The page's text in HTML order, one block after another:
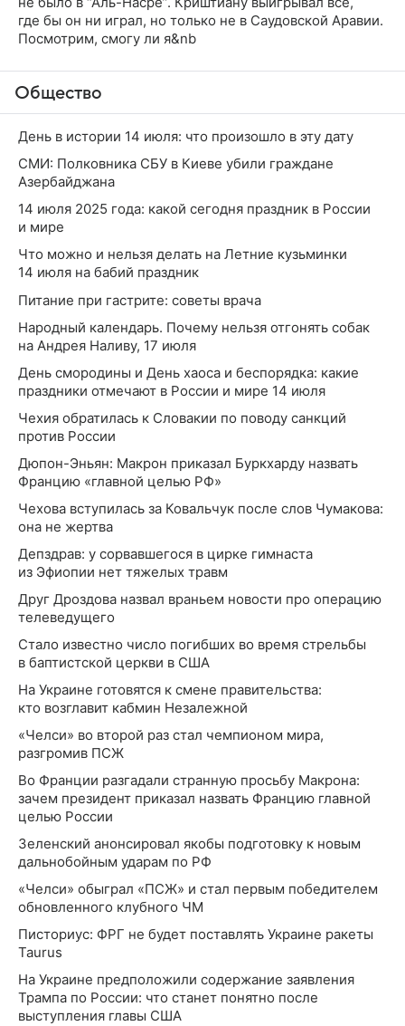
где бы он ни играл, но только не в Саудовской Аравии.
Посмотрим, смогу ли я&nb
Общество
День в истории 14 июля: что произошло в эту дату
СМИ: Полковника СБУ в Киеве убили граждане
Азербайджана
14 июля 2025 года: какой сегодня праздник в России
и мире
Что можно и нельзя делать на Летние кузьминки
14 июля на бабий праздник
Питание при гастрите: советы врача
Народный календарь. Почему нельзя отгонять собак
на Андрея Наливу, 17 июля
День смородины и День хаоса и беспорядка: какие
праздники отмечают в России и мире 14 июля
Чехия обратилась к Словакии по поводу санкций
против России
Дюпон-Эньян: Макрон приказал Буркхарду назвать
Францию «главной целью РФ»
Чехова вступилась за Ковальчук после слов Чумакова:
она не жертва
Депздрав: у сорвавшегося в цирке гимнаста
из Эфиопии нет тяжелых травм
Друг Дроздова назвал враньем новости про операцию
телеведущего
Стало известно число погибших во время стрельбы
в баптистской церкви в США
На Украине готовятся к смене правительства:
кто возглавит кабмин Незалежной
«Челси» во второй раз стал чемпионом мира,
разгромив ПСЖ
Во Франции разгадали странную просьбу Макрона:
зачем президент приказал назвать Францию главной
целью России
Зеленский анонсировал якобы подготовку к новым
дальнобойным ударам по РФ
«Челси» обыграл «ПСЖ» и стал первым победителем
обновленного клубного ЧМ
Писториус: ФРГ не будет поставлять Украине ракеты
Taurus
На Украине предположили содержание заявления
Трампа по России: что станет понятно после
выступления главы США